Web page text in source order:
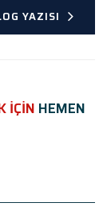
YAZISI
İÇİN HEMEN